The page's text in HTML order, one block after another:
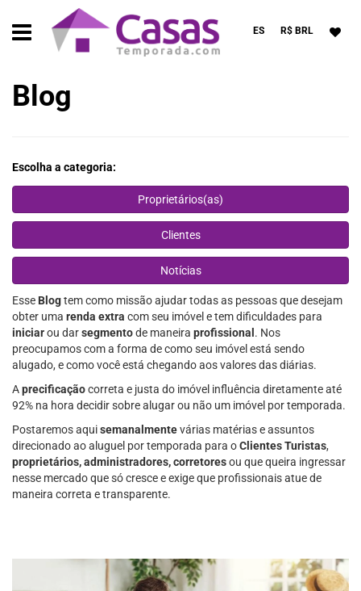
ES R$ BRL
Blog
Escolha a categoria:
Proprietários(as)
Clientes
Notícias
Esse Blogtem como missão ajudar todas as pessoas que desejam
obter uma renda extra com seu imóvel e tem dificuldades para
iniciarou darsegmentode maneira profissional . Nos
preocupamos com a forma de como seu imóvel está sendo
alugado, e como você está chegando aos valores das diárias.
Aprecificaçãocorreta e justa do imóvel influência diretamente até
92% na hora decidir sobre alugar ou não um imóvel por temporada.
Postaremos aquisemanalmentevárias matérias e assuntos
direcionado ao aluguel por temporada para oClientes Turistas,
proprietários, administradores, corretoresou que queira ingressar
nesse mercado que só cresce e exige que profissionais atue de
maneira correta e transparente.